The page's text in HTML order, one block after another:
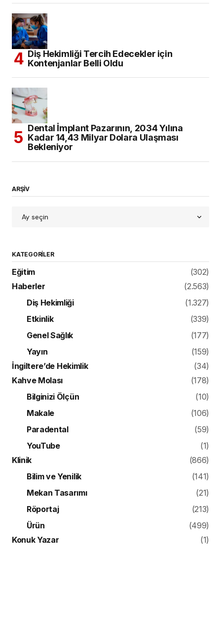
Diş Hekimliği Tercih Edecekler için
Kontenjanlar Belli Oldu
Dental İmplant Pazarının, 2034 Yılına
Kadar 14,43 Milyar Dolara Ulaşması
Bekleniyor
ARŞİV
KATEGORILER
Eğitim
(302)
Haberler
(2.563)
Diş Hekimliği
(1.327)
Etkinlik
(339)
Genel Sağlık
(177)
Yayın
(159)
İngiltere’de Hekimlik
(34)
Kahve Molası
(178)
Bilginizi Ölçün
(10)
Makale
(106)
Paradental
(59)
YouTube
(1)
Klinik
(866)
Bilim ve Yenilik
(141)
Mekan Tasarımı
(21)
Röportaj
(213)
Ürün
(499)
Konuk Yazar
(1)